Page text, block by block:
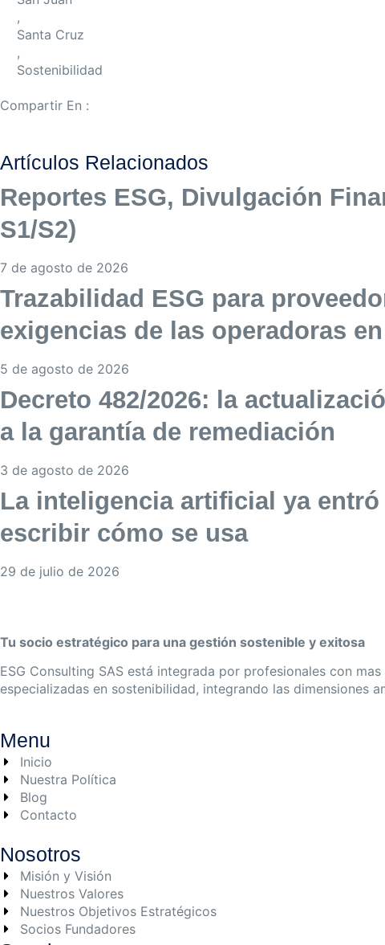
,
Santa Cruz
,
Sostenibilidad
Compartir En :
Artículos Relacionados
Reportes ESG, Divulgación
S1/S2)
7 de agosto de 2026
Trazabilidad ESG para
exigencias de las operadoras en
5 de agosto de 2026
Decreto 482/2026: la
a la garantía de remediación
3 de agosto de 2026
La inteligencia artificial ya
escribir cómo se usa
29 de julio de 2026
Tu socio estratégico para una gestión sostenible y exitosa
ESG Consulting SAS está integrada por profesionales con
especializadas en sostenibilidad, integrando las dimensiones
Menu
Inicio
Nuestra Política
Blog
Contacto
Nosotros
Misión y Visión
Nuestros Valores
Nuestros Objetivos Estratégicos
Socios Fundadores